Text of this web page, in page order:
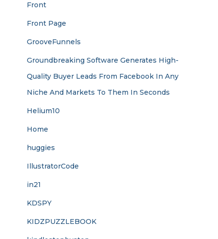
Front
Front Page
GrooveFunnels
Groundbreaking Software Generates High-
Quality Buyer Leads From Facebook In Any
Niche And Markets To Them In Seconds
Helium10
Home
huggies
IllustratorCode
in21
KDSPY
KIDZPUZZLEBOOK